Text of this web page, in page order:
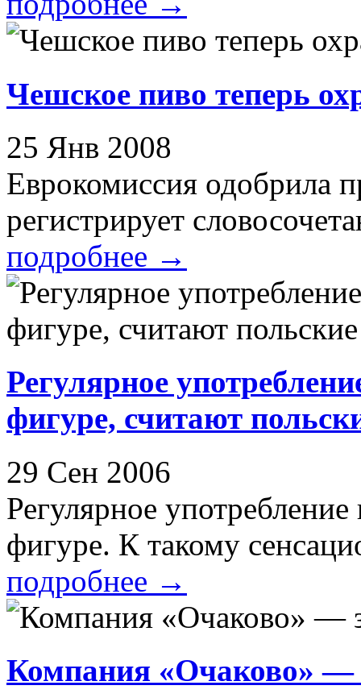
Чешское пиво теперь
25 Янв 2008
Еврокомиссия одобрила
регистрирует
подробнее →
Регулярное
фигуре, считают
29 Сен 2006
Регулярное
фигуре. К такому
подробнее →
Компания «Очаково» —